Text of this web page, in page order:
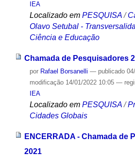
IEA
Localizado em PESQUISA /
Olavo Setubal -
Ciência e Educação
Chamada de Pesquisadores
por Rafael Borsanelli — publicado
modificação14/01/2022 10:05 —
IEA
Localizado em PESQUISA /
Cidades Globais
ENCERRADA - Chamada de
2021